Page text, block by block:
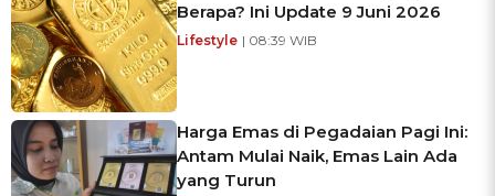
Berapa? Ini Update 9 Juni 2026
Lifestyle | 08:39 WIB
Harga Emas di Pegadaian Pagi Ini:
Antam Mulai Naik, Emas Lain Ada
yang Turun